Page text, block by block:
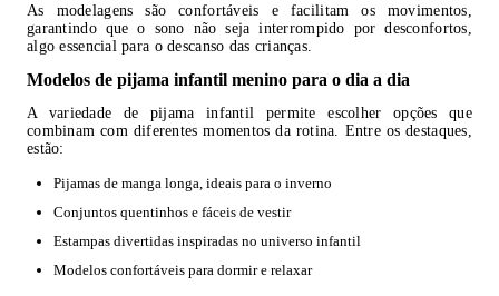
As modelagens são confortáveis e facilitam os movimentos,
garantindo que o sono não seja interrompido por desconfortos,
algo essencial para o descanso das crianças.
Modelos de pijama infantil menino para o dia a dia
A variedade de pijama infantil permite escolher opções que
combinam com diferentes momentos da rotina. Entre os destaques,
estão:
Pijamas de manga longa, ideais para o inverno
Conjuntos quentinhos e fáceis de vestir
Estampas divertidas inspiradas no universo infantil
Modelos confortáveis para dormir e relaxar